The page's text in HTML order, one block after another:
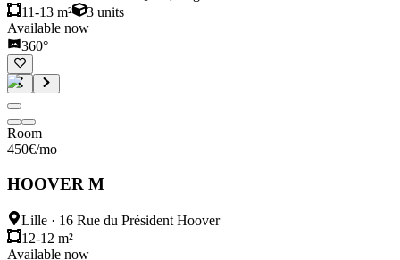
11-13 m²
3 units
Available now
360°
Room
450€/mo
HOOVER M
Lille · 16 Rue du Président Hoover
12-12 m²
Available now